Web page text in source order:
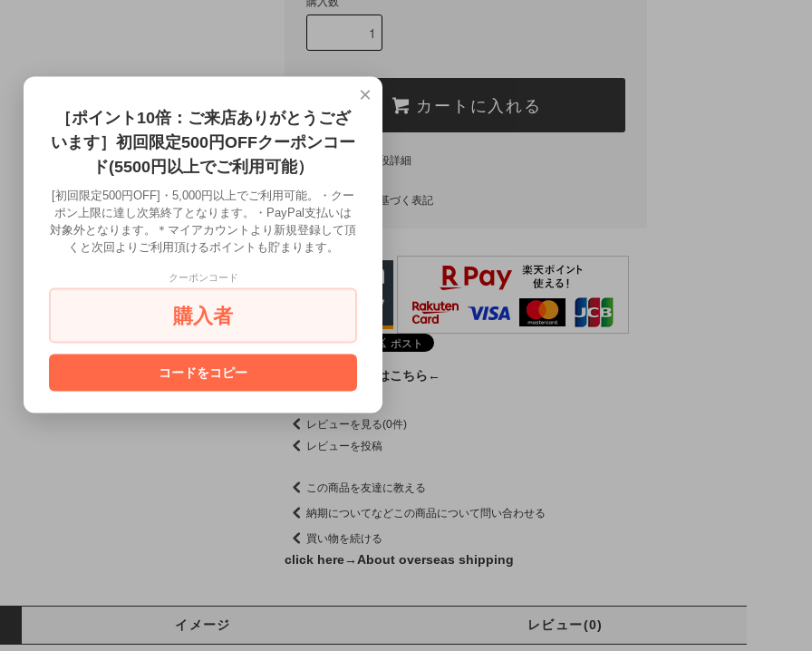
カートに入れる
オプションの値段詳細
特定商取引法に基づく表記
LINE友だち追加はこちら←
レビューを見る(0件)
レビューを投稿
この商品を友達に教える
納期についてなどこの商品について問い合わせる
買い物を続ける
click here→ About overseas shipping
イメージ レビュー(0)
×
［ポイント10倍：ご来店ありがとうござ
います］初回限定500円OFFクーポンコー
ド(5500円以上でご利用可能）
[初回限定500円OFF]・5,000円以上でご利用可能。・クー
ポン上限に達し次第終了となります。・PayPal支払いは
対象外となります。＊マイアカウントより新規登録して頂
くと次回よりご利用頂けるポイントも貯まります。
クーポンコード
購入者
コードをコピー